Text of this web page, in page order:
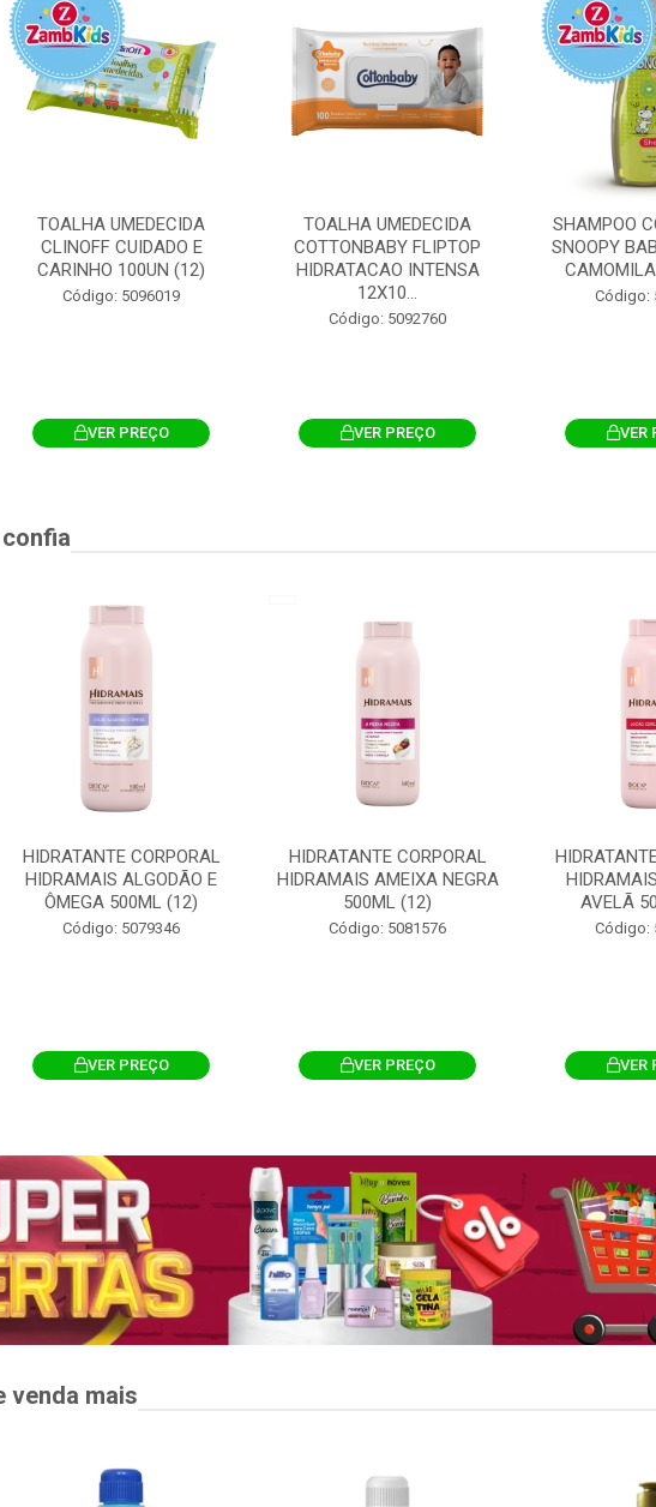
TOALHA UMEDECIDA
CLINOFF CUIDADO E
CARINHO 100UN (12)
Código: 5096019
VER PREÇO
TOALHA UMEDECIDA
COTTONBABY FLIPTOP
HIDRATACAO INTENSA
12X10...
Código: 5092760
VER PREÇO
SHAMPOO
SNOOPY
Código:
VER
HIDRATANTE CORPORAL
HIDRAMAIS ALGODÃO E
ÔMEGA 500ML (12)
Código: 5079346
VER PREÇO
HIDRATANTE CORPORAL
HIDRAMAIS AMEIXA NEGRA
500ML (12)
Código: 5081576
VER PREÇO
AVELÃ
Código:
VER
venda mais